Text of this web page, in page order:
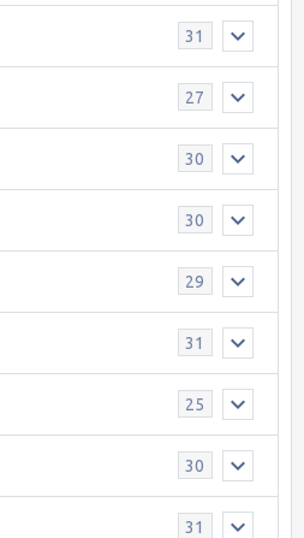
31
27
30
30
29
31
25
30
31